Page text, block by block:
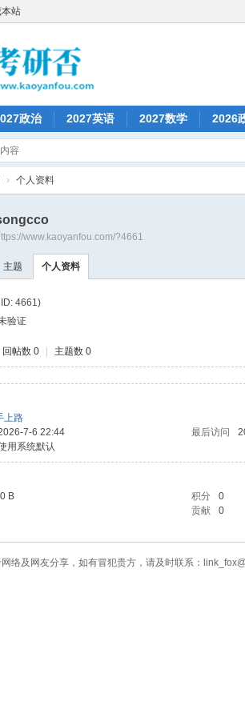
站
政治 2027英语 2027数学 2026
› 个人资料
www.kaoyanfou.com/?4661
主题 个人资料
4661)
验证
回帖数 0 主题数 0
上路
7-6 22:44 最后访问
用系统默认
0 B 积分 0
贡献 0
络及网友分享，如有冒犯贵方，请及时联系：